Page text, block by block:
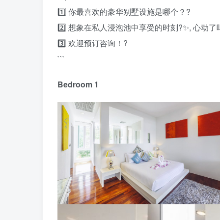
1️⃣ 你最喜欢的豪华别墅设施是哪个？?
2️⃣ 想象在私人浸泡池中享受的时刻?✨, 心动
3️⃣ 欢迎预订咨询！?
```
Bedroom 1